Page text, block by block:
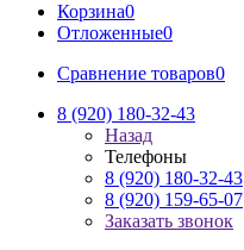
Корзина0
Отложенные0
Сравнение товаров0
8 (920) 180-32-43
Назад
Телефоны
8 (920) 180-32-43
8 (920) 159-65-07
Заказать звонок